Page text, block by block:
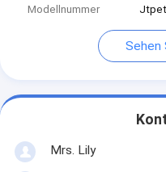
Modellnummer
Sehen
Mrs. Lily